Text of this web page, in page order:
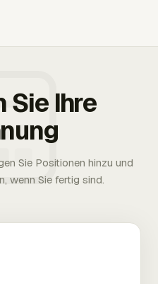
Sie Ihre
Sie Positionen hinzu und
wenn Sie fertig sind.